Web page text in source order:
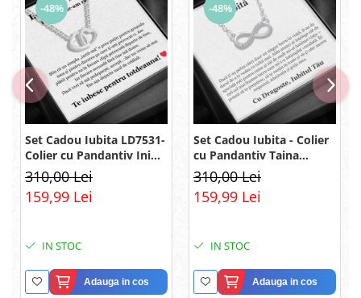
-48%
Set Cadou Iubita LD7531-
Colier cu Pandantiv Inimi
Pereche din Argint 925
placat cu rodiu, Cutie
Elegantă și Felicitare
310,00 Lei
159,99 Lei
IN STOC
Adauga in cos
-48%
Set Cadou Iubita - Colier
cu Pandantiv Taina
Infinitului din Argint 925
placat cu rodiu, Cutie
Elegantă și Mesaj
310,00 Lei
159,99 Lei
IN STOC
Adauga in cos